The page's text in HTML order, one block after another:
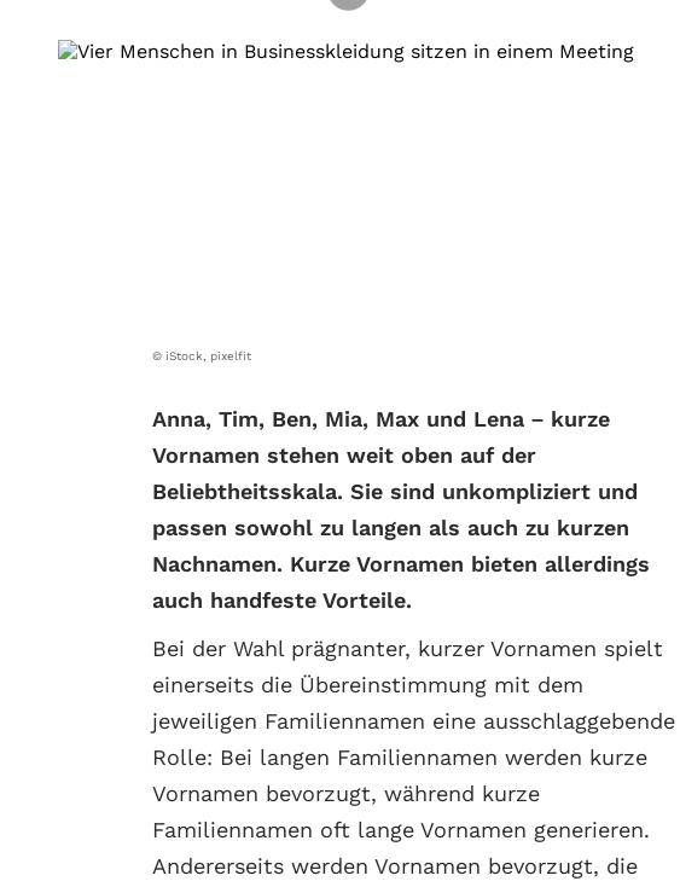
© iStock, pixelfit
Anna, Tim, Ben, Mia, Max und Lena – kurze
Vornamen stehen weit oben auf der
Beliebtheitsskala. Sie sind unkompliziert und
passen sowohl zu langen als auch zu kurzen
Nachnamen. Kurze Vornamen bieten allerdings
auch handfeste Vorteile.
Bei der Wahl prägnanter, kurzer Vornamen spielt
einerseits die Übereinstimmung mit dem
jeweiligen Familiennamen eine ausschlaggebende
Rolle: Bei langen Familiennamen werden kurze
Vornamen bevorzugt, während kurze
Familiennamen oft lange Vornamen generieren.
Andererseits werden Vornamen bevorzugt, die